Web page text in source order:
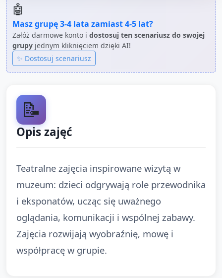
🤖
Masz grupę3-4 lata zamiast4-5 lat?
Załóż darmowe konto i dostosuj ten scenariusz do swojej
grupy jednym kliknięciem dzięki AI!
✨ Dostosuj scenariusz
📝
Opis zajęć
Teatralne zajęcia inspirowane wizytą w
muzeum: dzieci odgrywają role przewodnika
i eksponatów, ucząc się uważnego
oglądania, komunikacji i wspólnej zabawy.
Zajęcia rozwijają wyobraźnię, mowę i
współpracę w grupie.